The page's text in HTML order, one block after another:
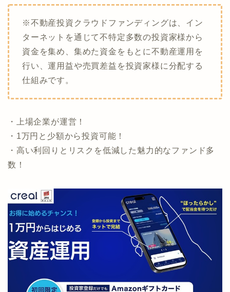
※不動産投資クラウドファンディングは、イン
ターネットを通じて不特定多数の投資家様から
資金を集め、集めた資金をもとに不動産運用を
行い、運用益や売買差益を投資家様に分配する
仕組みです。
・上場企業が運営！
・1万円と少額から投資可能！
・高い利回りとリスクを低減した魅力的なファンド多
数！